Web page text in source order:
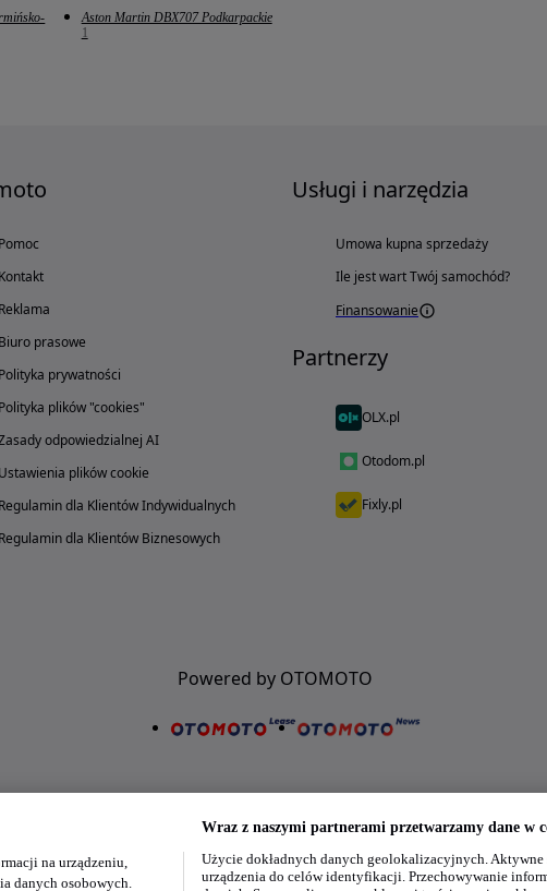
Aston Martin DBX707 Podkarpackie
1
Pomoc
Kontakt
Reklama
Biuro prasowe
Polityka prywatności
Polityka plików "cookies"
odpowiedzialnej AI
Ustawienia plików cookie
Regulamin dla Klientów Indywidualnych
Regulamin dla Klientów Biznesowych
Usługi i narzędzia
Umowa kupna sprzedaży
Ile jest wart Twój samochód?
Finansowanie
Partnerzy
OLX.pl
Otodom.pl
Fixly.pl
Powered by OTOMOTO
Nasze aplikacje w twoim telefonie
na urządzeniu,
danych osobowych.
Wraz z naszymi partnerami przetwarzamy dane w
Użycie dokładnych danych geolokalizacyjnych.
urządzenia do celów identyfikacji. Przechowywanie